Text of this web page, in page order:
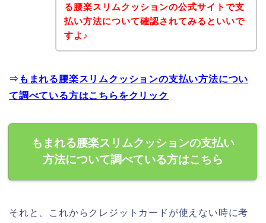
る腰楽スリムクッションの公式サイトで支
払い方法について確認されてみるといいで
すよ♪
⇒ もまれる腰楽スリムクッションの支払い方法につい
て調べている方はこちらをクリック
もまれる腰楽スリムクッションの支払い
方法について調べている方はこちら
それと、これからクレジットカードが使えない時に考